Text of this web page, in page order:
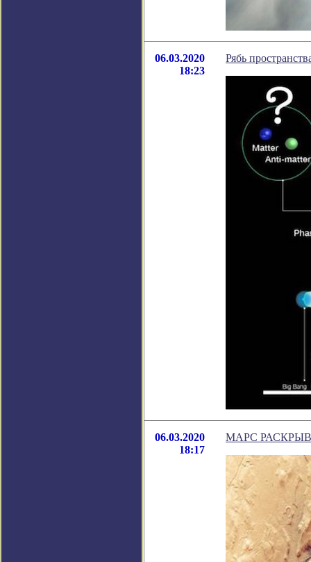
06.03.2020
18:23
Рябь
06.03.2020
18:17
МАРС